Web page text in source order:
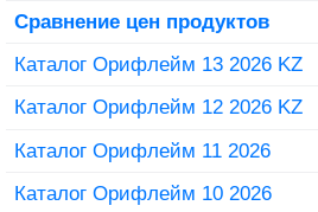
Сравнение цен продуктов
Каталог Орифлейм 13 2026 KZ
Каталог Орифлейм 12 2026 KZ
Каталог Орифлейм 11 2026
Каталог Орифлейм 10 2026